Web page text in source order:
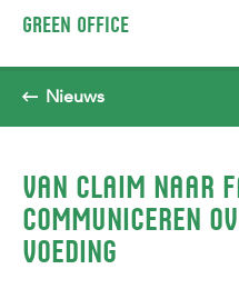
Spring naar pagina inhoud
GREEN OFFICE
Nieuws
VAN CLAIM NAAR
COMMUNICEREN
VOEDING